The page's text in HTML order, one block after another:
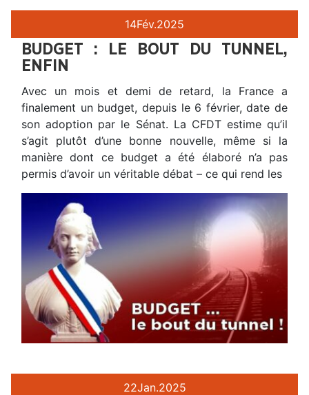
14Fév.2025
BUDGET : LE BOUT DU TUNNEL,
ENFIN
Avec un mois et demi de retard, la France a
finalement un budget, depuis le 6 février, date de
son adoption par le Sénat. La CFDT estime qu’il
s’agit plutôt d’une bonne nouvelle, même si la
manière dont ce budget a été élaboré n’a pas
permis d’avoir un véritable débat – ce qui rend les
22Jan.2025